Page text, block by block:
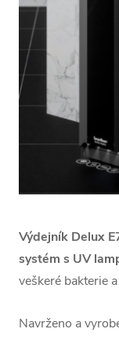
Výdejník Delux
systém s UV
veškeré bakterie
Navrženo a